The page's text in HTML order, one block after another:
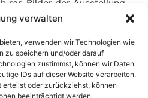
verwalten
verwenden wir Technologien wie
zu speichern und/oder darauf
zustimmst, können wir Daten
IDs auf dieser Website verarbeiten.
erteilst oder zurückziehst, können
beeinträchtigt werden.
rar. Bilder der Ausstellung
äußerst